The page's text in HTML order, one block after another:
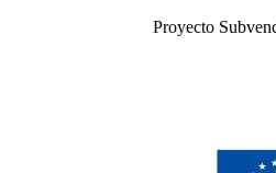
Proyecto